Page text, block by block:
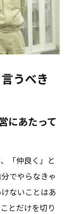
うべき
にあたって
「仲良く」と
でやらなきゃ
ないことはあ
とだけを切り